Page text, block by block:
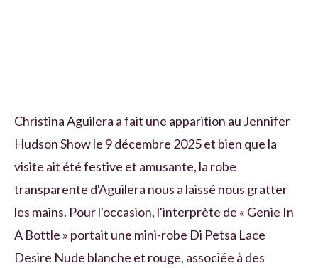
Christina Aguilera a fait une apparition au Jennifer
Hudson Show le 9 décembre 2025 et bien que la
visite ait été festive et amusante, la robe
transparente d'Aguilera nous a laissé nous gratter
les mains. Pour l'occasion, l'interprète de « Genie In
A Bottle » portait une mini-robe Di Petsa Lace
Desire Nude blanche et rouge, associée à des